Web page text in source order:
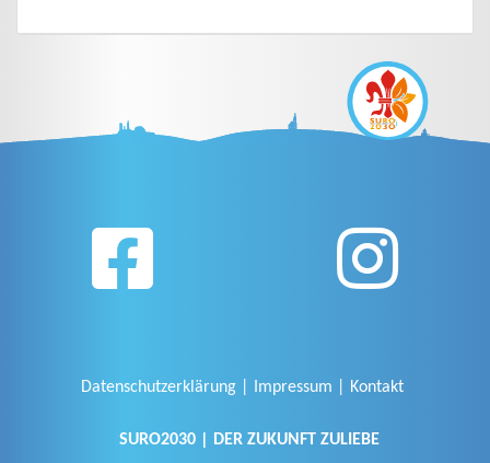
Datenschutzerklärung Impressum Kontakt
SURO2030 | DER ZUKUNFT ZULIEBE